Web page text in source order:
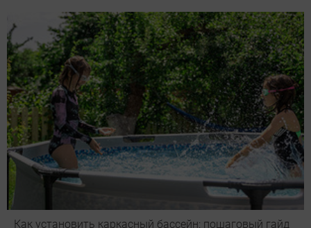
Как установить каркасный бассейн: пошаговый гайд